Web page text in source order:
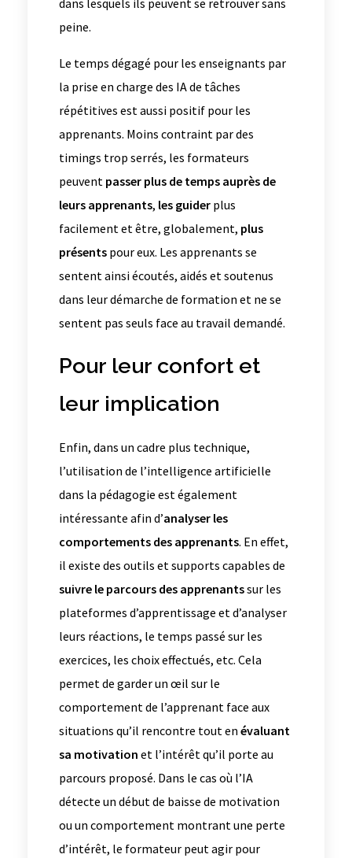
dans lesquels ils peuvent se retrouver sans
peine.
Le temps dégagé pour les enseignants par
la prise en charge des IA de tâches
répétitives est aussi positif pour les
apprenants. Moins contraint par des
timings trop serrés, les formateurs
peuvent passer plus de temps auprès de
leurs apprenants, les guider plus
facilement et être, globalement, plus
présents pour eux. Les apprenants se
sentent ainsi écoutés, aidés et soutenus
dans leur démarche de formation et ne se
sentent pas seuls face au travail demandé.
Pour leur confort et
leur implication
Enfin, dans un cadre plus technique,
l’utilisation de l’intelligence artificielle
dans la pédagogie est également
intéressante afin d’analyser les
comportements des apprenants. En effet,
il existe des outils et supports capables de
suivre le parcours des apprenantssur les
plateformes d’apprentissage et d’analyser
leurs réactions, le temps passé sur les
exercices, les choix effectués, etc. Cela
permet de garder un œil sur le
comportement de l’apprenant face aux
situations qu’il rencontre tout en évaluant
sa motivation et l’intérêt qu’il porte au
parcours proposé. Dans le cas où l’IA
détecte un début de baisse de motivation
ou un comportement montrant une perte
d’intérêt, le formateur peut agir pour